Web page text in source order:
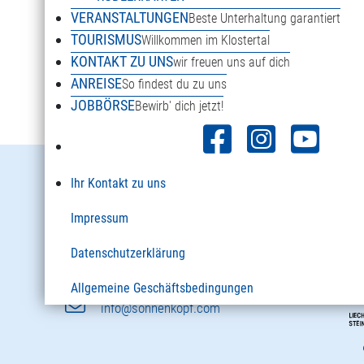
VERANSTALTUNGENBeste Unterhaltung garantiert
TOURISMUSWillkommen im Klostertal
KONTAKT ZU UNSwir freuen uns auf dich
ANREISESo findest du zu uns
JOBBÖRSEBewirb' dich jetzt!
Ihr Kontakt zu uns
Impressum
Datenschutzerklärung
Allgemeine Geschäftsbedingungen
Weitere Winterwandertipps
Danöfen 125a
info@sonnenkopf.com